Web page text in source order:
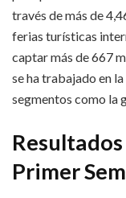
través de más de
ferias turísticas
captar más de 667
se ha trabajado en
segmentos como la
Primer